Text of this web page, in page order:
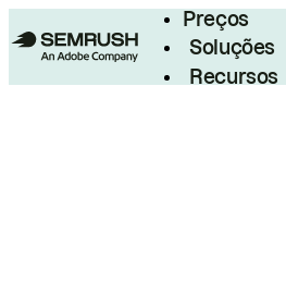
Preços
Soluções
Recursos